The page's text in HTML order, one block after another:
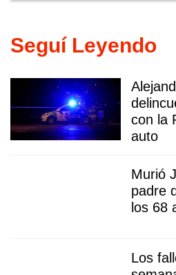
Seguí Leyendo
con la
auto
Murió
padre
los 68
Los